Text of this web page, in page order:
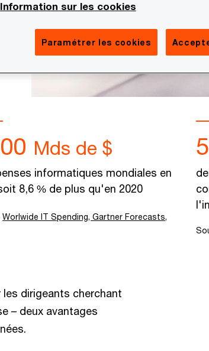
Mds de $
informatiques mondiales en
8,6 % de plus qu'en 2020
Worlwide IT Spending, Gartner Forecasts,
dirigeants cherchant
– deux avantages
Information sur les cookies
Paramétrer les cookies